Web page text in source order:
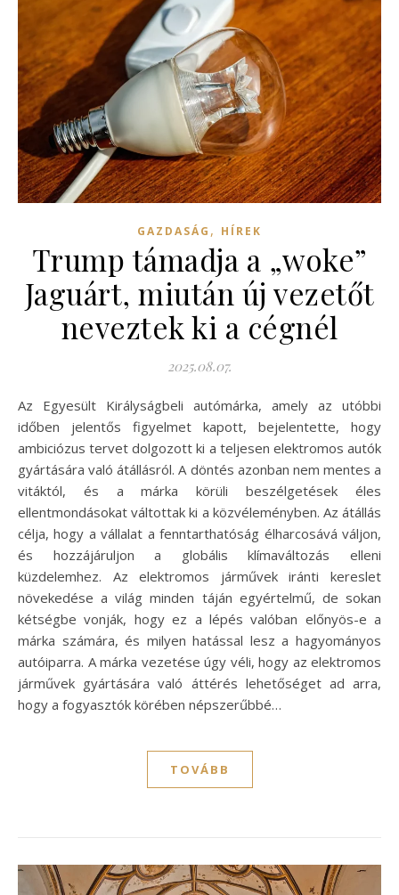
GAZDASÁG , HÍREK
Trump támadja a „woke”
Jaguárt, miután új vezetőt
neveztek ki a cégnél
2025.08.07.
Az Egyesült Királyságbeli autómárka, amely az utóbbi
időben jelentős figyelmet kapott, bejelentette, hogy
ambiciózus tervet dolgozott ki a teljesen elektromos autók
gyártására való átállásról. A döntés azonban nem mentes a
vitáktól, és a márka körüli beszélgetések éles
ellentmondásokat váltottak ki a közvéleményben. Az átállás
célja, hogy a vállalat a fenntarthatóság élharcosává váljon,
és hozzájáruljon a globális klímaváltozás elleni
küzdelemhez. Az elektromos járművek iránti kereslet
növekedése a világ minden táján egyértelmű, de sokan
kétségbe vonják, hogy ez a lépés valóban előnyös-e a
márka számára, és milyen hatással lesz a hagyományos
autóiparra. A márka vezetése úgy véli, hogy az elektromos
járművek gyártására való áttérés lehetőséget ad arra,
hogy a fogyasztók körében népszerűbbé…
TOVÁBB